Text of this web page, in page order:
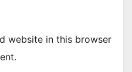
website in this browser